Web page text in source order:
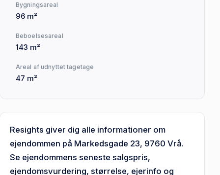
Bygningsareal
96 m²
Beboelsesareal
143 m²
Areal af udnyttet tagetage
47 m²
Resights giver dig alle informationer om
ejendommen på Markedsgade 23, 9760 Vrå.
Se ejendommens seneste salgspris,
ejendomsvurdering, størrelse, ejerinfo og